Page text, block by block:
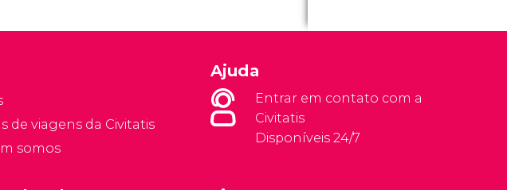
queridos pelos seus
de viagens da Civitatis
somos
Ajuda
Entrar em contato com a
Civitatis
Disponíveis 24/7